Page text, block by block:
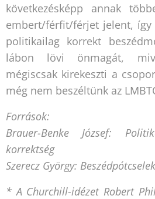
következésképp annak
embert/férfit/férjet jelent,
politikailag korrekt
lábon lövi önmagát,
mégiscsak kirekeszti a
még nem beszéltünk az
Források:
Brauer-Benke József:
korrektség
Szerecz György:
* A Churchill-idézet Robert